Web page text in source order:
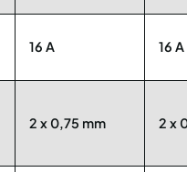
16 A 16 A
2 x 0,75 mm 2 x